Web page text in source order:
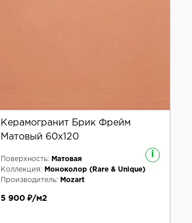
Керамогранит Брик Фрейм
Матовый 60x120
i
Поверхность:
Матовая
Коллекция:
Моноколор (Rare & Unique)
Производитель:
Mozart
5 900 ₽/м2